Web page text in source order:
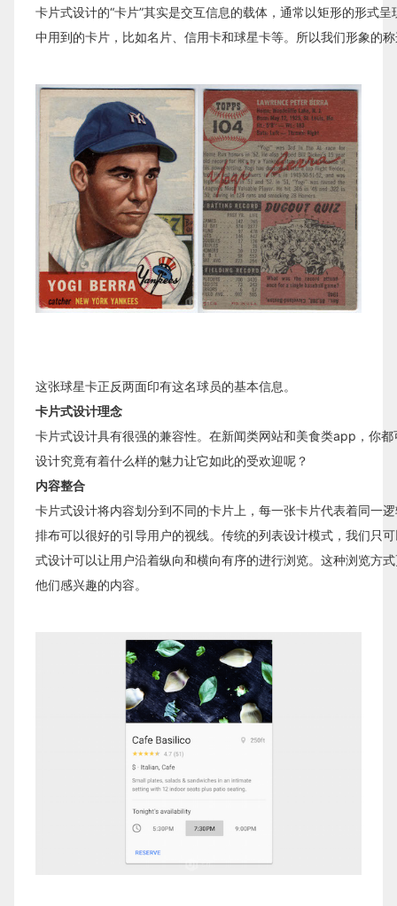
卡片式设计的“卡片”其实是交互信息的载体，通常以矩形的形式
中用到的卡片，比如名片、信用卡和球星卡等。所以我们形象的
这张球星卡正反两面印有这名球员的基本信息。
卡片式设计理念
卡片式设计具有很强的兼容性。在新闻类网站和美食类app，你
设计究竟有着什么样的魅力让它如此的受欢迎呢？
内容整合
卡片式设计将内容划分到不同的卡片上，每一张卡片代表着同一
排布可以很好的引导用户的视线。传统的列表设计模式，我们只
式设计可以让用户沿着纵向和横向有序的进行浏览。这种浏览方
他们感兴趣的内容。